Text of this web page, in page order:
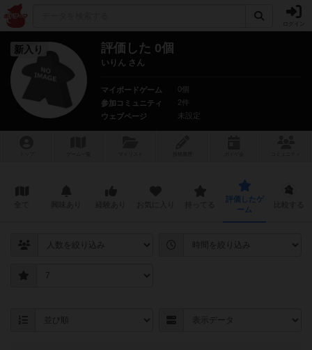
新入り 評価した 0個
いりん さん
マイボードゲーム
0個
参加コミュニティ
2件
ウェブページ
未設定
評価したゲ
ーム